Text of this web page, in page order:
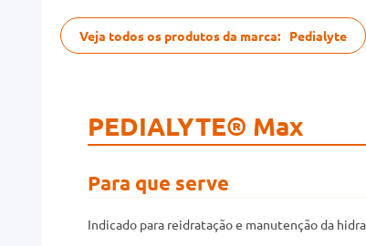
Veja todos os produtos da marca: Pedialyte
PEDIALYTE® Max
Para que serve
Indicado para reidratação e manutenção da